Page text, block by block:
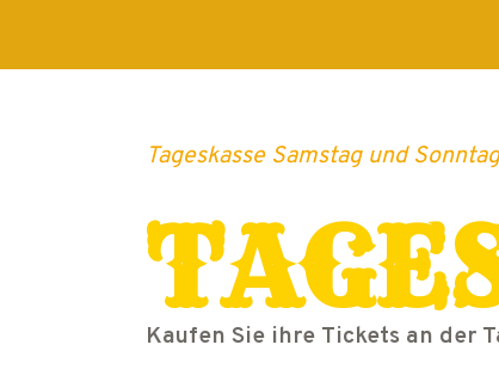
Tageskasse Samstag und
Kaufen Sie ihre Tickets an der